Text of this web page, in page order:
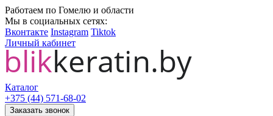
Работаем по Гомелю и области
Мы в социальных сетях:
Вконтакте Instagram Tiktok
Личный кабинет
Каталог
+375 (44) 571-68-02
Заказать звонок